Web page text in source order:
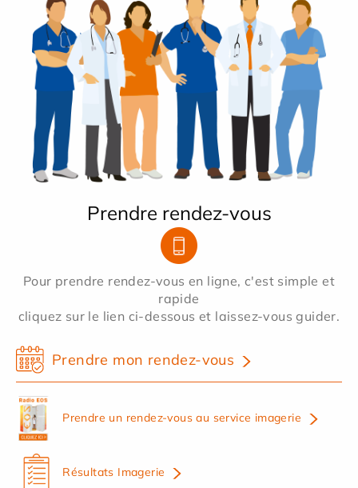
Prendre rendez-vous
Pour prendre rendez-vous en ligne, c'est simple et
rapide
cliquez sur le lien ci-dessous et laissez-vous guider.
Prendre mon rendez-vous
Prendre un rendez-vous au service imagerie
Résultats Imagerie